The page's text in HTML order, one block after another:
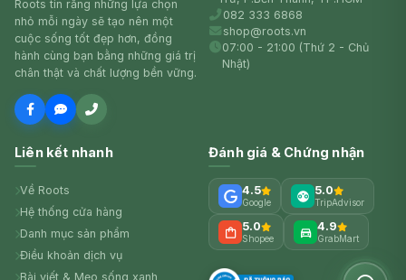
Roots tin rằng những lựa chọn
nhỏ mỗi ngày sẽ tạo nên một
cuộc sống tốt đẹp hơn, đồng
hành cùng bạn bằng những giá trị
chân thật và chất lượng bền vững.
082 333 6868
shop@roots.vn
07:00 - 21:00 (Thứ 2 - Chủ
Nhật)
Liên kết nhanh
Về Roots
Hệ thống cửa hàng
Danh mục sản phẩm
Điều khoản dịch vụ
Bài viết & Mẹo sống xanh
Đánh giá & Chứng nhận
4.5
Google
5.0
TripAdvisor
5.0
Shopee
4.9
GrabMart